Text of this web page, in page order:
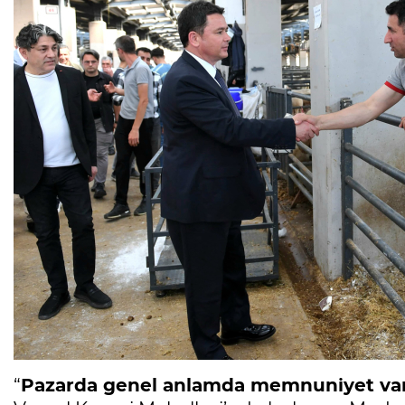
“Pazarda genel anlamda memnuniyet